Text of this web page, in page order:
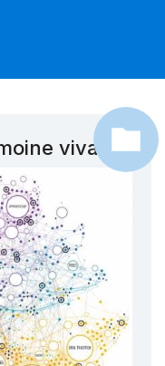
vivant !